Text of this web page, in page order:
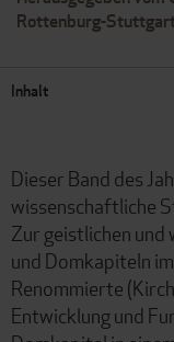
Rottenburg-
Inhalt
Dieser Band des
wissenschaftliche
Zur geistlichen
und Domkapiteln
Renommierte
Entwicklung und